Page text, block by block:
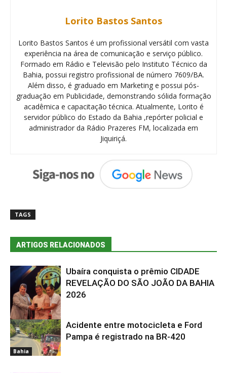
Lorito Bastos Santos
Lorito Bastos Santos é um profissional versátil com vasta
experiência na área de comunicação e serviço público.
Formado em Rádio e Televisão pelo Instituto Técnico da
Bahia, possui registro profissional de número 7609/BA.
Além disso, é graduado em Marketing e possui pós-
graduação em Publicidade, demonstrando sólida formação
acadêmica e capacitação técnica. Atualmente, Lorito é
servidor público do Estado da Bahia ,repórter policial e
administrador da Rádio Prazeres FM, localizada em
Jiquiriçá.
TAGS
ARTIGOS RELACIONADOS
Bahia
Ubaíra conquista o prêmio CIDADE
REVELAÇÃO DO SÃO JOÃO DA BAHIA
2026
Bahia
Acidente entre motocicleta e Ford
Pampa é registrado na BR-420